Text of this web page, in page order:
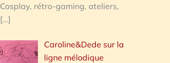
Cosplay, rétro-gaming, ateliers,
[…]
Caroline&Dede sur la
ligne mélodique